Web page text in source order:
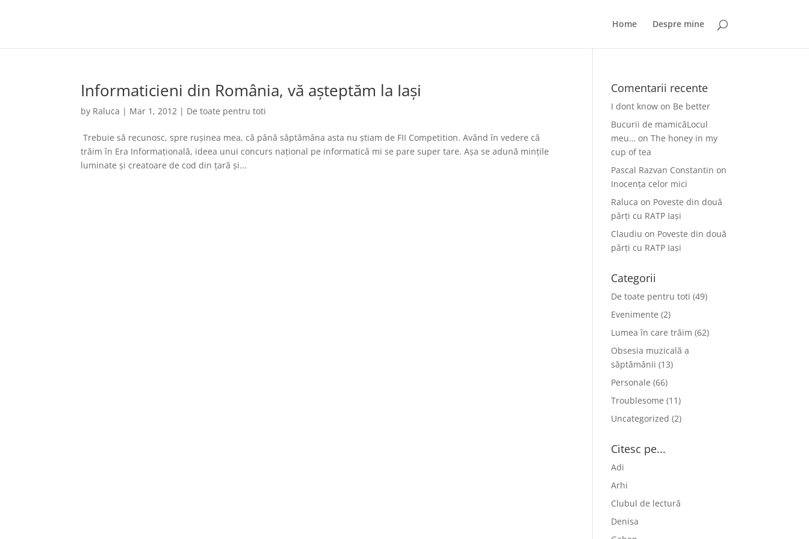
Home Despre mine
Informaticieni din România, vă așteptăm la Iași
by Raluca | Mar 1, 2012 | De toate pentru toti
Trebuie să recunosc, spre rușinea mea, că până săptămâna asta nu știam de FII Competition. Având în vedere că
trăim în Era Informațională, ideea unui concurs național pe informatică mi se pare super tare. Așa se adună mințile
luminate și creatoare de cod din țară și...
Comentarii recente
I dont know on Be better
Bucurii de mamicăLocul
meu… onThe honey in my
cup of tea
Pascal Razvan Constantin on
Inocența celor mici
Raluca on Poveste din două
părți cu RATP Iași
Claudiu on Poveste din două
părți cu RATP Iași
Categorii
De toate pentru toti (49)
Evenimente (2)
Lumea în care trăim (62)
Obsesia muzicală a
săptămânii (13)
Personale (66)
Troublesome (11)
Uncategorized (2)
Citesc pe...
Adi
Arhi
Clubul de lectură
Denisa